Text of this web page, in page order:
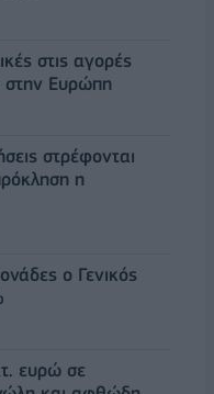
στις αγορές
στην Ευρώπη
στρέφονται
η
ο Γενικός
ευρώ σε